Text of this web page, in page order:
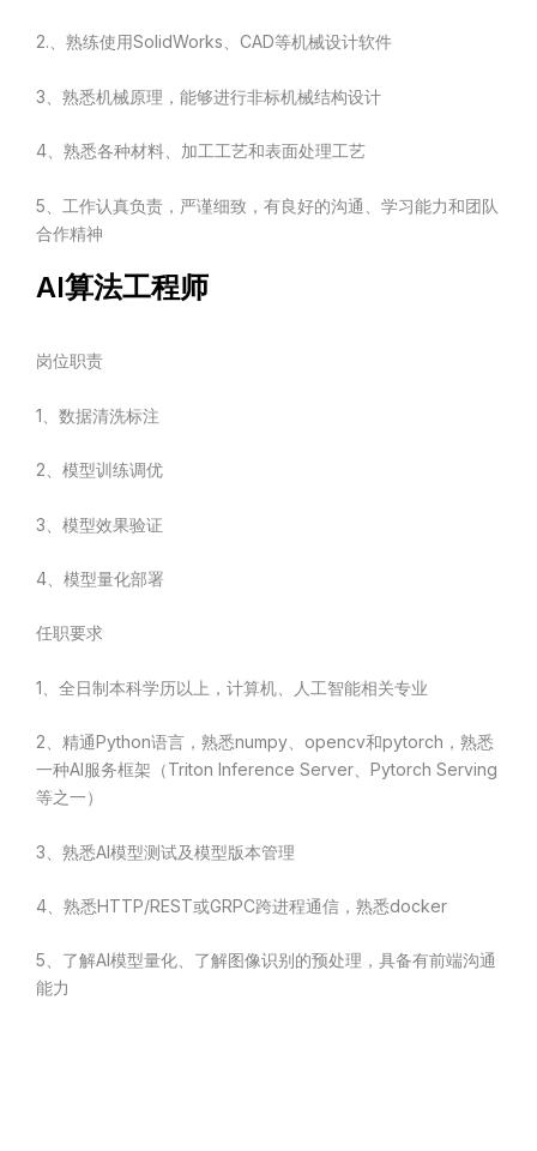
2.、熟练使用SolidWorks、CAD等机械设计软件
3、熟悉机械原理，能够进行非标机械结构设计
4、熟悉各种材料、加工工艺和表面处理工艺
5、工作认真负责，严谨细致，有良好的沟通、学习能力和团队
合作精神
AI算法工程师
岗位职责
1、数据清洗标注
2、模型训练调优
3、模型效果验证
4、模型量化部署
任职要求
1、全日制本科学历以上，计算机、人工智能相关专业
2、精通Python语言，熟悉numpy、opencv和pytorch，熟悉
一种AI服务框架（Triton Inference Server、Pytorch Serving
等之一）
3、熟悉AI模型测试及模型版本管理
4、熟悉HTTP/REST或GRPC跨进程通信，熟悉docker
5、了解AI模型量化、了解图像识别的预处理，具备有前端沟通
能力